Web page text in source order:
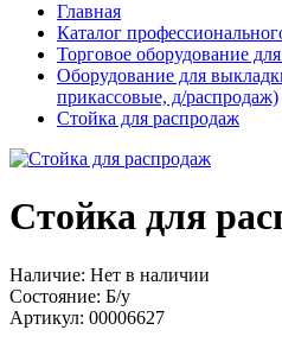
Главная
Каталог
Торговое оборудование
Оборудование для
прикассовые, д/распродаж)
Стойка для распродаж
Стойка для
Наличие: Нет в наличии
Состояние: Б/у
Артикул: 00006627